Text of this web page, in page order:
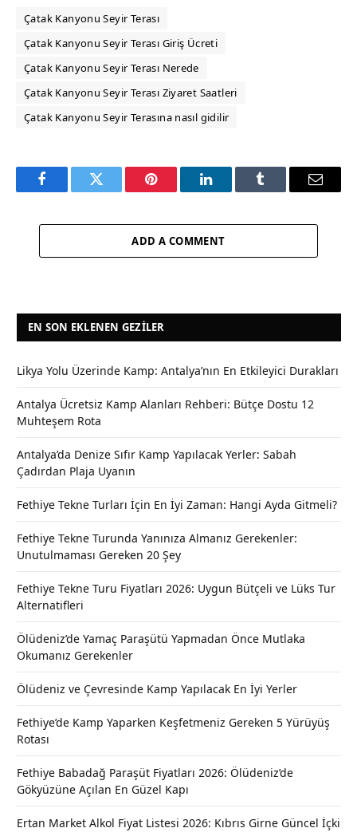
Çatak Kanyonu Seyir Terası
Çatak Kanyonu Seyir Terası Giriş Ücreti
Çatak Kanyonu Seyir Terası Nerede
Çatak Kanyonu Seyir Terası Ziyaret Saatleri
Çatak Kanyonu Seyir Terasına nasıl gidilir
FacebookTwitter Pinterest LinkedInTumblr Email
ADD A COMMENT
EN SON EKLENEN GEZILER
Likya Yolu Üzerinde Kamp: Antalya’nın En Etkileyici Durakları
Antalya Ücretsiz Kamp Alanları Rehberi: Bütçe Dostu 12
Muhteşem Rota
Antalya’da Denize Sıfır Kamp Yapılacak Yerler: Sabah
Çadırdan Plaja Uyanın
Fethiye Tekne Turları İçin En İyi Zaman: Hangi Ayda Gitmeli?
Fethiye Tekne Turunda Yanınıza Almanız Gerekenler:
Unutulmaması Gereken 20 Şey
Fethiye Tekne Turu Fiyatları 2026: Uygun Bütçeli ve Lüks Tur
Alternatifleri
Ölüdeniz’de Yamaç Paraşütü Yapmadan Önce Mutlaka
Okumanız Gerekenler
Ölüdeniz ve Çevresinde Kamp Yapılacak En İyi Yerler
Fethiye’de Kamp Yaparken Keşfetmeniz Gereken 5 Yürüyüş
Rotası
Fethiye Babadağ Paraşüt Fiyatları 2026: Ölüdeniz’de
Gökyüzüne Açılan En Güzel Kapı
Ertan Market Alkol Fiyat Listesi 2026: Kıbrıs Girne Güncel İçki